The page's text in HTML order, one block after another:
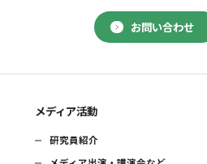
お問い合わせ
メディア活動
研究員紹介